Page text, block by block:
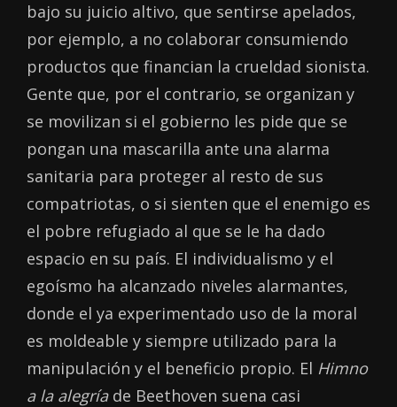
bajo su juicio altivo, que sentirse apelados,
por ejemplo, a no colaborar consumiendo
productos que financian la crueldad sionista.
Gente que, por el contrario, se organizan y
se movilizan si el gobierno les pide que se
pongan una mascarilla ante una alarma
sanitaria para proteger al resto de sus
compatriotas, o si sienten que el enemigo es
el pobre refugiado al que se le ha dado
espacio en su país. El individualismo y el
egoísmo ha alcanzado niveles alarmantes,
donde el ya experimentado uso de la moral
es moldeable y siempre utilizado para la
manipulación y el beneficio propio. El Himno
a la alegríade Beethoven suena casi